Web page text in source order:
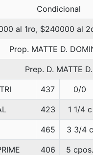
Condicional
al 1ro, $240000 al
Prop. MATTE D.
Prep. D. MATTE D.
437 0/0
423 1 1/4 c
465 3 3/4 c
406 5 cpos.